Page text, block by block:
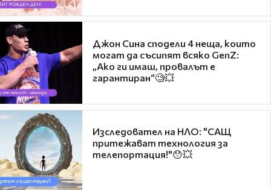
Джон Сина сподели 4 неща, които
могат да съсипят всяко GenZ:
„Ако ги имаш, провалът е
гарантиран“🧐💥
Изследовател на НЛО: "САЩ
притежават технология за
телепортация!"😯💥